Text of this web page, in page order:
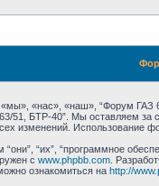
«нас», «наш», “Форум ГАЗ
51, БТР-40”. Мы оставляем
изменений.
“их”, “программное
с www.phpbb.com.
ознакомиться на http://